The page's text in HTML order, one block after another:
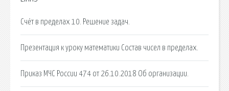
Счёт в пределах 10. Решение задач.
Презентация к уроку математики Состав чисел в пределах.
Приказ МЧС России 474 от 26.10.2018 Об организации.